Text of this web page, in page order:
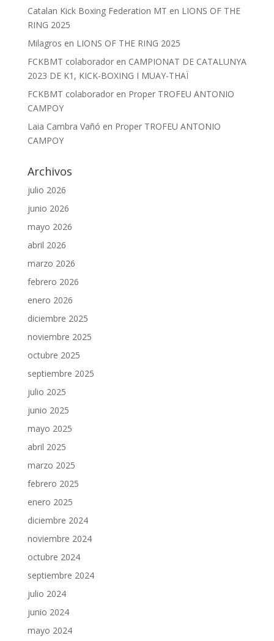
Catalan Kick Boxing Federation MT en LIONS OF THE
RING 2025
Milagros en LIONS OF THE RING 2025
FCKBMT colaboradoren CAMPIONAT DE CATALUNYA
2023 DE K1, KICK-BOXING I MUAY-THAÏ
FCKBMT colaboradoren Proper TROFEU ANTONIO
CAMPOY
Laia Cambra Vañó en Proper TROFEU ANTONIO
CAMPOY
Archivos
julio 2026
junio 2026
mayo 2026
abril 2026
marzo 2026
febrero 2026
enero 2026
diciembre 2025
noviembre 2025
octubre 2025
septiembre 2025
julio 2025
junio 2025
mayo 2025
abril 2025
marzo 2025
febrero 2025
enero 2025
diciembre 2024
noviembre 2024
octubre 2024
septiembre 2024
julio 2024
junio 2024
mayo 2024